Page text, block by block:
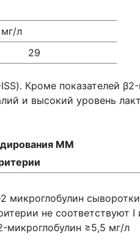
л
29
Кроме показателей
и высокий уровень
ММ
микроглобулин
не соответствуют I
микроглобулин ≥5,5 мг/л